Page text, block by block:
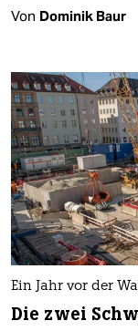
Von Dominik Baur
Ein Jahr vor der
Die zwei